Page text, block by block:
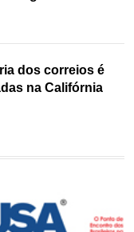
dos correios é
na Califórnia